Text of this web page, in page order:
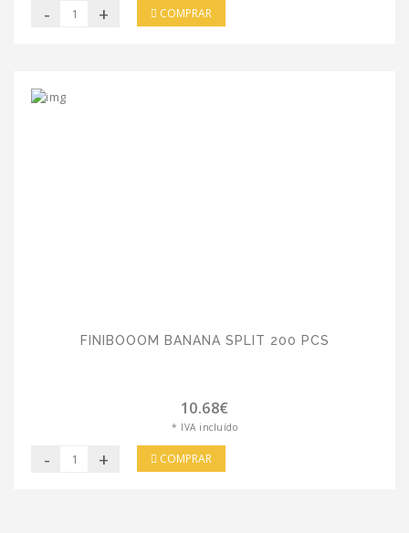
- + COMPRAR
FINIBOOOM BANANA SPLIT 200 PCS
10.68€
* IVA incluído
- + COMPRAR